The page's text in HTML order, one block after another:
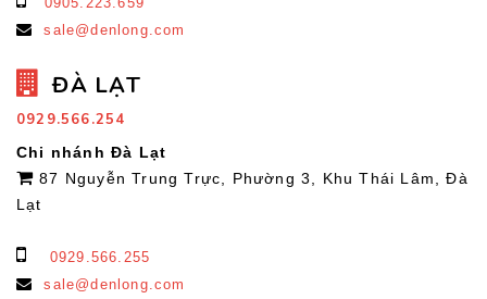
sale@denlong.com
ĐÀ LẠT
0929.566.254
Chi nhánh Đà Lạt
87 Nguyễn Trung Trực, Phường 3, Khu Thái Lâm, Đà
Lạt
0929.566.255
sale@denlong.com